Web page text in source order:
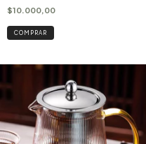
$10.000,00
COMPRAR